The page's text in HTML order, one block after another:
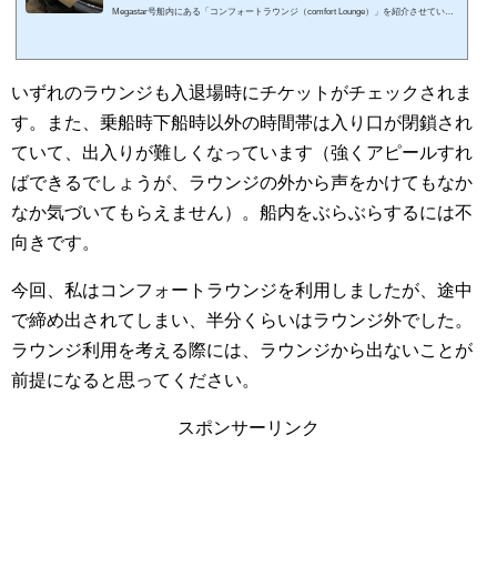
Megastar号船内にある「コンフォートラウンジ（comfort Lounge）」を紹介させていた
e）はタリンク・シリヤライン（Tallink Silja Line）のMegastar号あるいはMystar号船内
いずれのラウンジも入退場時にチケットがチェックされま
す。また、乗船時下船時以外の時間帯は入り口が閉鎖され
ていて、出入りが難しくなっています（強くアピールすれ
ばできるでしょうが、ラウンジの外から声をかけてもなか
なか気づいてもらえません）。船内をぶらぶらするには不
向きです。
今回、私はコンフォートラウンジを利用しましたが、途中
で締め出されてしまい、半分くらいはラウンジ外でした。
ラウンジ利用を考える際には、ラウンジから出ないことが
前提になると思ってください。
スポンサーリンク